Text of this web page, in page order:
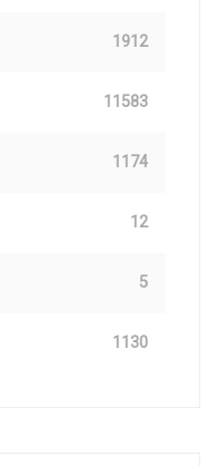
1912
11583
1174
12
5
1130